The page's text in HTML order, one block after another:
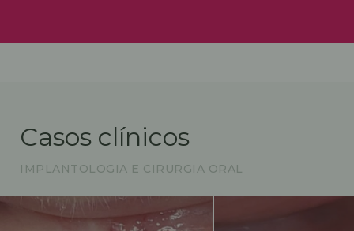
Casos clínicos
IMPLANTOLOGIA E CIRURGIA ORAL